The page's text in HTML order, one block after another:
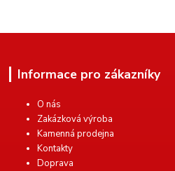
Informace pro zákazníky
O nás
Zakázková výroba
Kamenná prodejna
Kontakty
Doprava